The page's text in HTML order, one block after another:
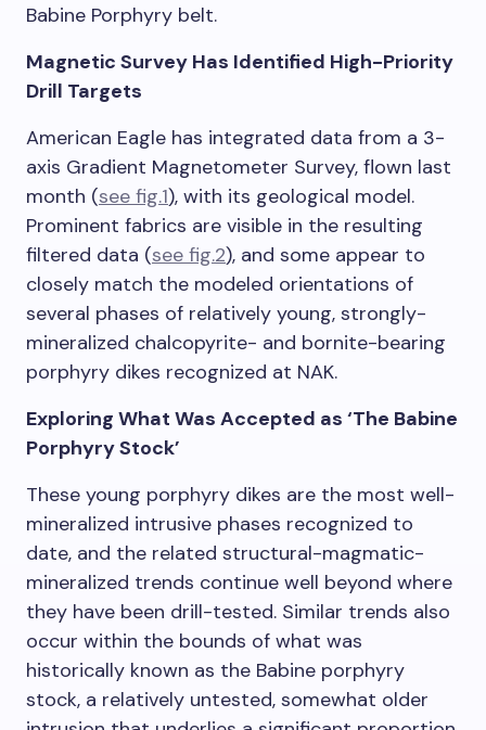
Babine Porphyry belt.
Magnetic Survey Has Identified High-Priority
Drill Targets
American Eagle has integrated data from a 3-
axis Gradient Magnetometer Survey, flown last
month (see fig.1), with its geological model.
Prominent fabrics are visible in the resulting
filtered data (see fig.2), and some appear to
closely match the modeled orientations of
several phases of relatively young, strongly-
mineralized chalcopyrite- and bornite-bearing
porphyry dikes recognized at NAK.
Exploring What Was Accepted as ‘The Babine
Porphyry Stock’
These young porphyry dikes are the most well-
mineralized intrusive phases recognized to
date, and the related structural-magmatic-
mineralized trends continue well beyond where
they have been drill-tested. Similar trends also
occur within the bounds of what was
historically known as the Babine porphyry
stock, a relatively untested, somewhat older